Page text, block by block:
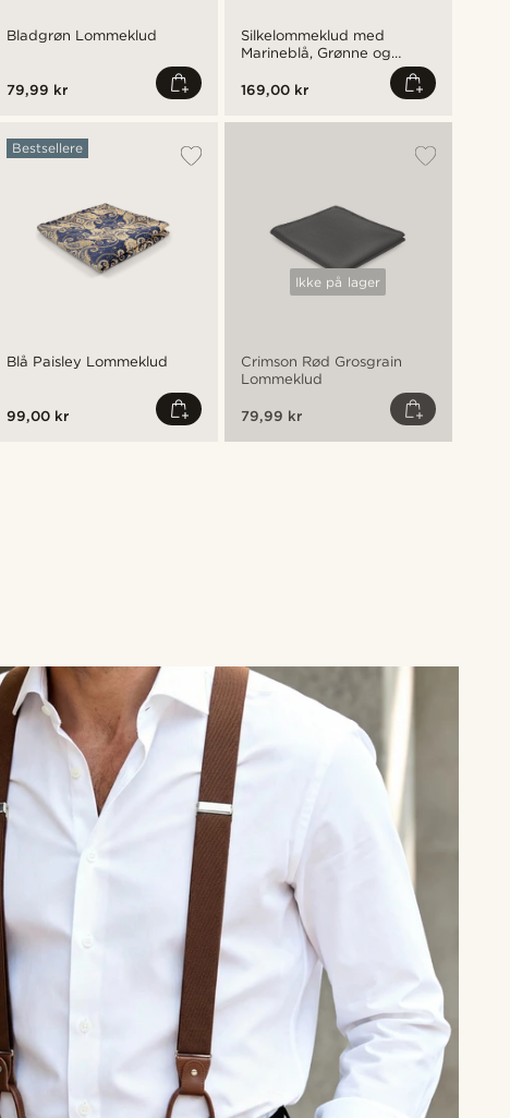
Bladgrøn Lommeklud
79,99 kr
Blå Paisley Lommeklud
Bestsellere
99,00 kr
Silkelommeklud med
Marineblå, Grønne og
169,00 kr
Ikke på lager
Crimson Rød Grosgrain
Lommeklud
79,99 kr
Brede Mørkegrønne
Konvertible Seler
Personliggør
Brede Bourgognerøde
Konvertible Seler
Personliggør
249,00 kr